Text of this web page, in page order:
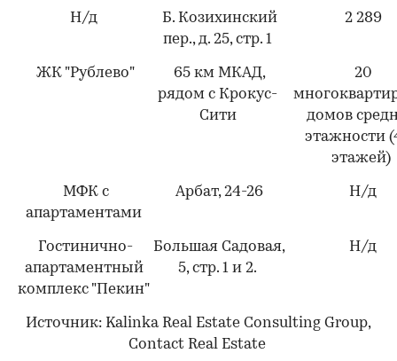
Н/д
Б. Козихинский
пер., д. 25, стр. 1
2 289
ЖК "Рублево"
65 км МКАД,
рядом с Крокус-
Сити
20
домов
этажности
этажей)
МФК с
апартаментами
Арбат, 24-26 Н/д
Гостинично-
апартаментный
комплекс "Пекин"
Большая Садовая,
5, стр. 1 и 2.
Н/д
Источник: Kalinka Real Estate Consulting Group,
Contact Real Estate